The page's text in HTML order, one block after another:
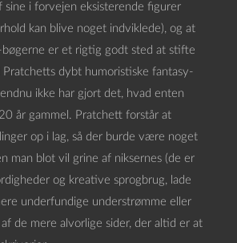
sine i forvejen eksisterende figurer
kan blive noget indviklede), og at
bøgerne er et rigtig godt sted at stifte
Pratchetts dybt humoristiske fantasy-
ikke har gjort det, hvad enten
år gammel. Pratchett forstår at
op i lag, så der burde være noget
man blot vil grine af niksernes (de er
og kreative sprogbrug, lade
underfundige understrømme eller
af de mere alvorlige sider, der altid er at